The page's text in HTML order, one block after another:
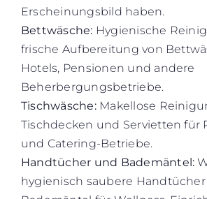
Erscheinungsbild haben.
Bettwäsche: Hygienische
frische Aufbereitung von
Hotels, Pensionen und andere
Beherbergungsbetriebe.
Tischwäsche:Makellose
Tischdecken und Servietten für
und Catering-Betriebe.
Handtücher und Bademäntel:
hygienisch saubere